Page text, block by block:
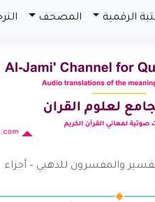
الرقمية المصحف
والمفسرون للذهبي – أجزاء